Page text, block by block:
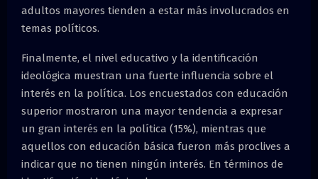
adultos mayores tienden a estar más involucrados en
temas políticos.
Finalmente, el nivel educativo y la identificación
ideológica muestran una fuerte influencia sobre el
interés en la política. Los encuestados con educación
superior mostraron una mayor tendencia a expresar
un gran interés en la política (15%), mientras que
aquellos con educación básica fueron más proclives a
indicar que no tienen ningún interés. En términos de